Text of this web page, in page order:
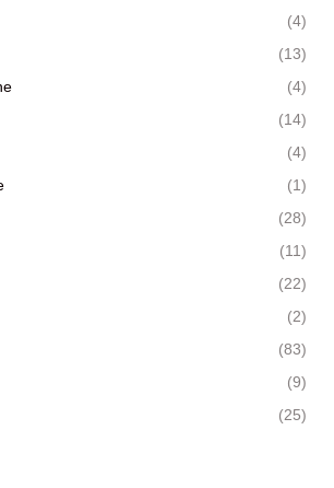
(4)
(13)
(4)
(14)
(4)
(1)
(28)
(11)
(22)
(2)
(83)
(9)
(25)